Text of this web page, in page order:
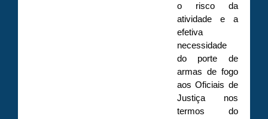
o risco da
atividade e a
efetiva
necessidade
do porte de
armas de fogo
aos Oficiais de
Justiça nos
termos do